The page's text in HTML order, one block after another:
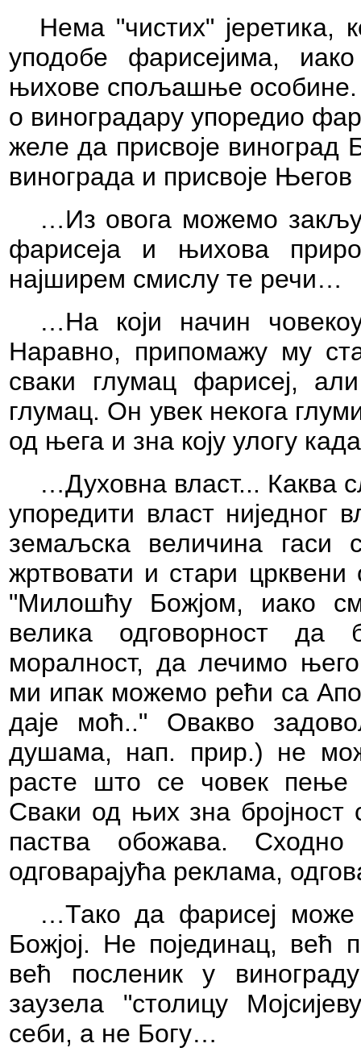
Нема "чистих" јеретика,
уподобе фарисејима,
њихове спољашње особине.
о виноградару упоредио
желе да присвоје виноград
винограда и присвоје
…Из овога можемо
фарисеја и њихова
најширем смислу те речи…
…На који начин
Наравно, припомажу му
сваки глумац фарисеј,
глумац. Он увек некога
од њега и зна коју улогу
…Духовна власт... Каква
упоредити власт ниједног
земаљска величина
жртвовати и стари
"Милошћу Божјом, иако
велика одговорност
моралност, да лечимо
ми ипак можемо рећи са
даје моћ.." Овакво
душама, нап. прир.) не
расте што се човек пење
Сваки од њих зна бројност
паства обожава.
одговарајућа реклама,
…Тако да фарисеј
Божјој. Не појединац, већ
већ посленик у
заузела "столицу
себи, а не Богу…